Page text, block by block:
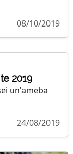
08/10/2019
2019
un'ameba
24/08/2019